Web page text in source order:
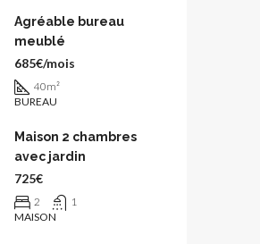
Agréable bureau
meublé
685€/mois
40m²
BUREAU
Maison 2 chambres
avec jardin
725€
2
1
MAISON